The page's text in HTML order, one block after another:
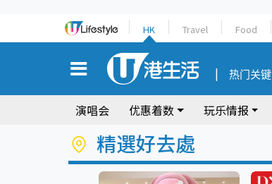
HK Travel Food
热门关键
演唱会 优惠着数 玩乐情报
精選好去處